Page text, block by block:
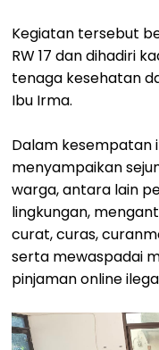
Kegiatan tersebut
RW 17 dan dihadiri
tenaga kesehatan
Ibu Irma.
Dalam kesempatan
menyampaikan
warga, antara lain
lingkungan,
curat, curas,
serta mewaspadai
pinjaman online